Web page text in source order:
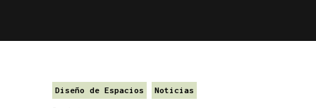
Diseño de Espacios Noticias